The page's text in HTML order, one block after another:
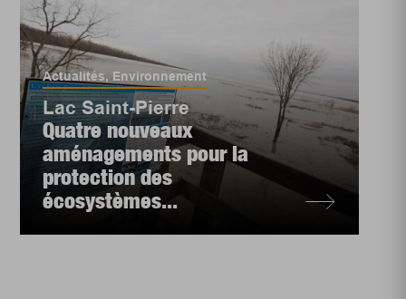
Actualités, Environnement
Lac Saint-Pierre
Quatre nouveaux
aménagements pour la
protection des
écosystèmes...